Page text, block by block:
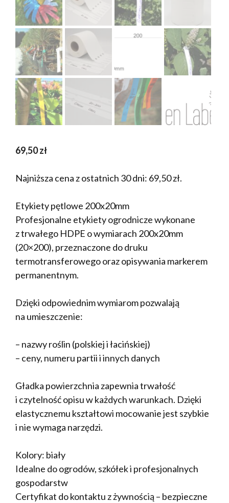
69,50zł
Najniższa cena z ostatnich 30 dni: 69,50zł.
Etykiety pętlowe 200x20mm
Profesjonalne etykiety ogrodnicze wykonane
z trwałego HDPE o wymiarach 200x20mm
(20×200), przeznaczone do druku
termotransferowego oraz opisywania markerem
permanentnym.
Dzięki odpowiednim wymiarom pozwalają
na umieszczenie:
– nazwy roślin (polskiej i łacińskiej)
– ceny, numeru partii i innych danych
Gładka powierzchnia zapewnia trwałość
i czytelność opisu w każdych warunkach. Dzięki
elastycznemu kształtowi mocowanie jest szybkie
i nie wymaga narzędzi.
Kolory: biały
Idealne do ogrodów, szkółek i profesjonalnych
gospodarstw
Certyfikat do kontaktu z żywnością – bezpieczne